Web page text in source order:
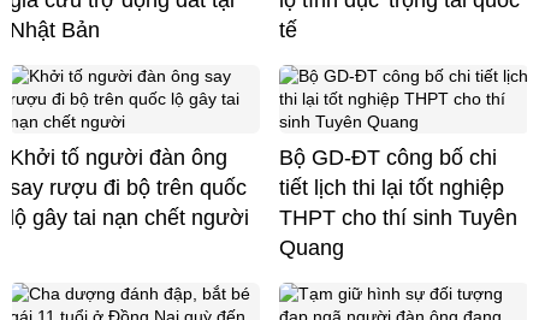
Nhật Bản
tế
Khởi tố người đàn ông
say rượu đi bộ trên quốc
lộ gây tai nạn chết người
Bộ GD-ĐT công bố chi
tiết lịch thi lại tốt nghiệp
THPT cho thí sinh Tuyên
Quang